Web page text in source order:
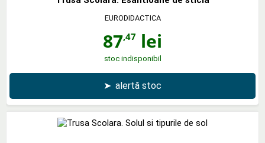
EURODIDACTICA
87,47 lei
stoc indisponibil
➤ alertă stoc